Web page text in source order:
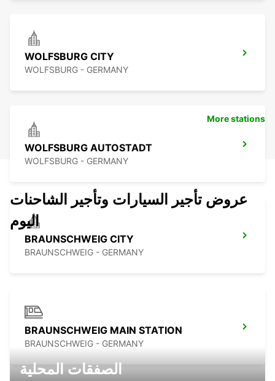
WOLFSBURG CITY
WOLFSBURG - GERMANY
WOLFSBURG AUTOSTADT
WOLFSBURG - GERMANY
BRAUNSCHWEIG CITY
BRAUNSCHWEIG - GERMANY
BRAUNSCHWEIG MAIN STATION
BRAUNSCHWEIG - GERMANY
More stations
عروض تأجير السيارات وتأجير الشاحنات
اليوم
الصفقات المحلية